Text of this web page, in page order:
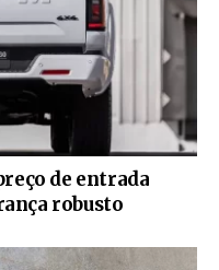
de entrada
robusto